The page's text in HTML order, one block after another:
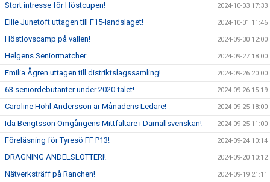
Stort intresse för Höstcupen! 2024-10-03 17:33
Ellie Junetoft uttagen till F15-landslaget! 2024-10-01 11:46
Höstlovscamp på vallen! 2024-09-30 12:00
Helgens Seniormatcher 2024-09-27 18:00
Emilia Ågren uttagen till distriktslagssamling! 2024-09-26 20:00
63 seniordebutanter under 2020-talet! 2024-09-26 15:19
Caroline Hohl Andersson är Månadens Ledare! 2024-09-25 18:00
Ida Bengtsson Omgångens Mittfältare i Damallsvenskan! 2024-09-25 11:00
Föreläsning för Tyresö FF P13! 2024-09-24 10:14
DRAGNING ANDELSLOTTERI! 2024-09-20 10:12
Nätverksträff på Ranchen! 2024-09-19 21:11